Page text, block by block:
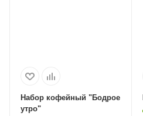
Набор кофейный "Бодрое
утро"